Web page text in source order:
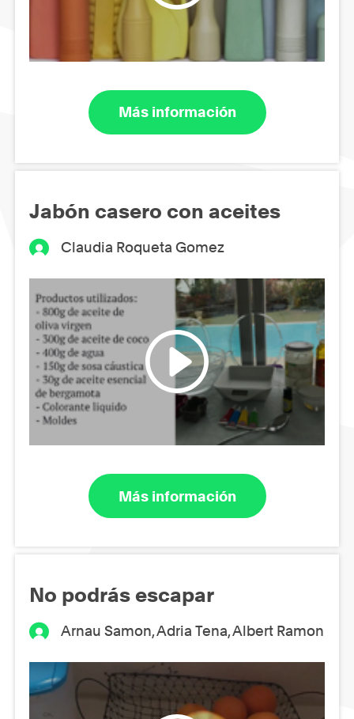
Más información
Jabón casero con aceites
Claudia Roqueta Gomez
Más información
No podrás escapar
Arnau Samon, Adria Tena, Albert Ramon